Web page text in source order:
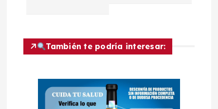
ó
También te podría interesar: